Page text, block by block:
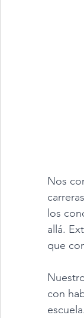
Nos
los
allá.
que
con